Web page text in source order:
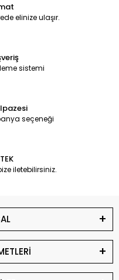
elinize ulaşır.
sistemi
seçeneği
iletebilirsiniz.